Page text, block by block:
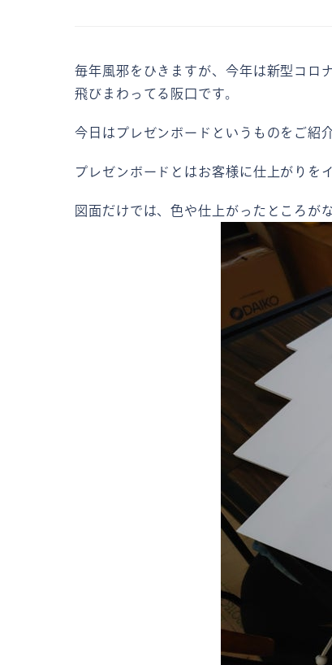
毎年風邪をひきますが、今年は新型コロ
飛びまわってる阪口です。
今日はプレゼンボードというものをご紹
プレゼンボードとはお客様に仕上がりを
図面だけでは、色や仕上がったところが